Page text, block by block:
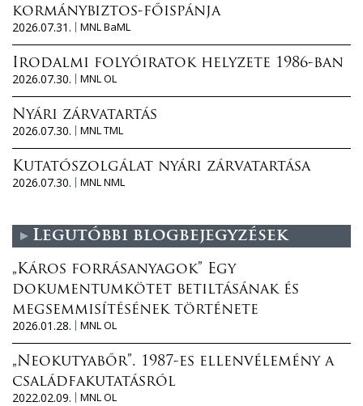
kormánybiztos-főispánja
2026.07.31.
MNL BaML
Irodalmi folyóiratok helyzete 1986-ban
2026.07.30.
MNL OL
Nyári zárvatartás
2026.07.30.
MNL TML
Kutatószolgálat nyári zárvatartása
2026.07.30.
MNL NML
Legutóbbi blogbejegyzések
„Káros forrásanyagok” Egy
dokumentumkötet betiltásának és
megsemmisítésének története
2026.01.28.
MNL OL
„Neokutyabőr”. 1987-es ellenvélemény a
családfakutatásról
2022.02.09.
MNL OL